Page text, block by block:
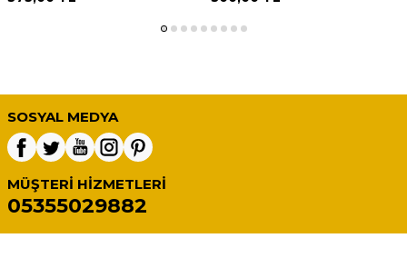
SOSYAL MEDYA
MÜŞTERI HIZMETLERI
05355029882